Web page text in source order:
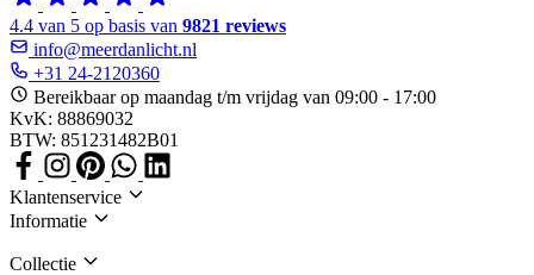
4.4 van 5 op basis van 9821 reviews
info@meerdanlicht.nl
+31 24-2120360
Bereikbaar op maandag t/m vrijdag van 09:00 - 17:00
KvK: 88869032
BTW: 851231482B01
Klantenservice
Informatie
Collectie